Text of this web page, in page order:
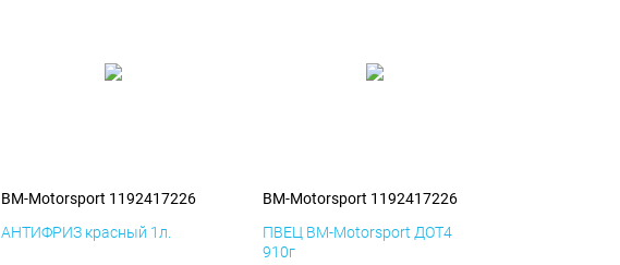
BM-Motorsport 1192417226
АНТИФРИЗ красный 1л.
BM-Motorsport 1192417226
ПВЕЦ BM-Motorsport ДОТ4
910г